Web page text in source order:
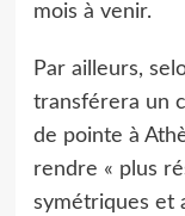
mois à venir.
Par ailleurs,
transférera un
de pointe à
rendre « plus
symétriques et